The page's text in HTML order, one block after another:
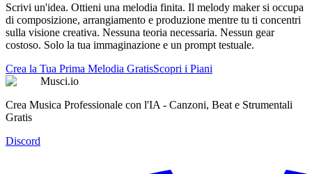
Scrivi un'idea. Ottieni una melodia finita. Il melody maker si occupa
di composizione, arrangiamento e produzione mentre tu ti concentri
sulla visione creativa. Nessuna teoria necessaria. Nessun gear
costoso. Solo la tua immaginazione e un prompt testuale.
Crea la Tua Prima Melodia GratisScopri i Piani
Musci.io
Crea Musica Professionale con l'IA - Canzoni, Beat e Strumentali
Gratis
Discord